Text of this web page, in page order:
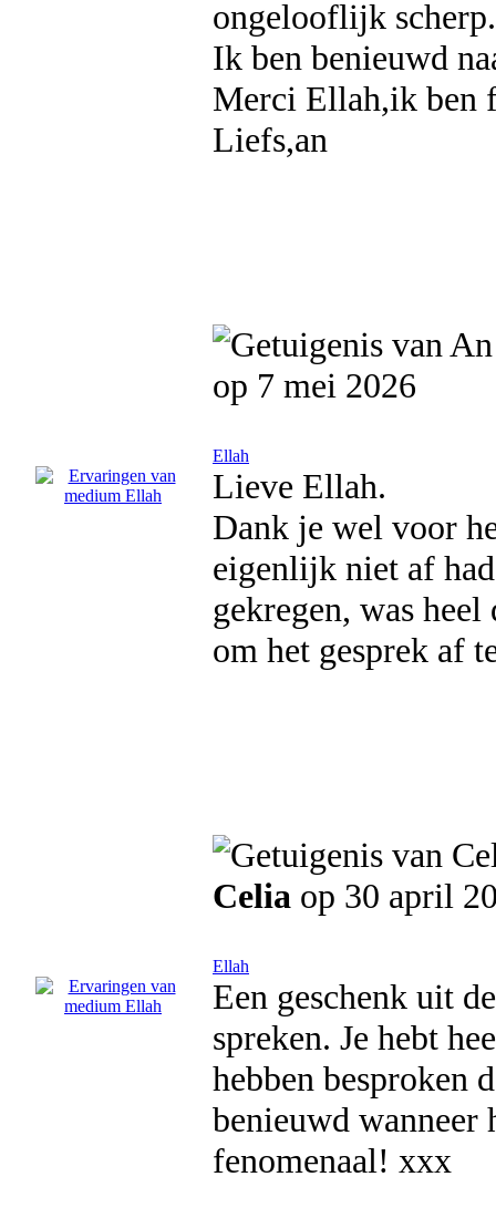
ongelooflijk scherp.
Ik ben benieuwd
Merci Ellah,ik ben
Liefs,an
op 7 mei 2026
Ellah
Lieve Ellah.
Dank je wel voor
eigenlijk niet af
gekregen, was
om het gesprek af
Celia op 30 april
Ellah
Een geschenk uit
spreken. Je hebt
hebben besproken
benieuwd wanneer
fenomenaal! xxx